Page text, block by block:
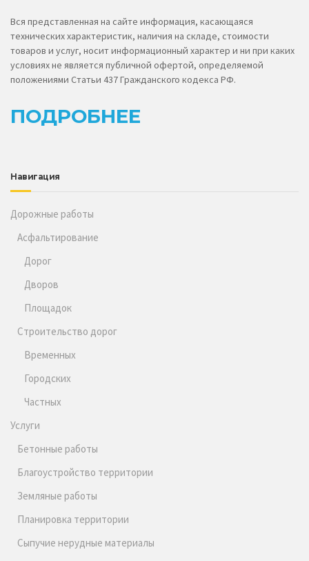
Вся представленная на сайте информация, касающаяся
технических характеристик, наличия на складе, стоимости
товаров и услуг, носит информационный характер и ни при каких
условиях не является публичной офертой, определяемой
положениями Статьи 437 Гражданского кодекса РФ.
ПОДРОБНЕЕ
Навигация
Дорожные работы
Асфальтирование
Дорог
Дворов
Площадок
Строительство дорог
Временных
Городских
Частных
Услуги
Бетонные работы
Благоустройство территории
Земляные работы
Планировка территории
Сыпучие нерудные материалы